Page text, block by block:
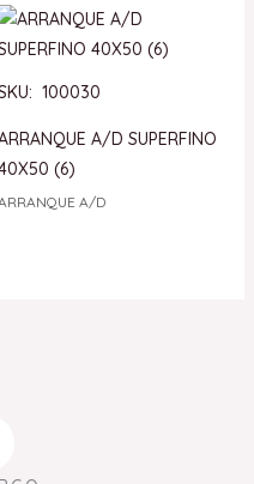
100030
A/D SUPERFINO
(6)
A/D